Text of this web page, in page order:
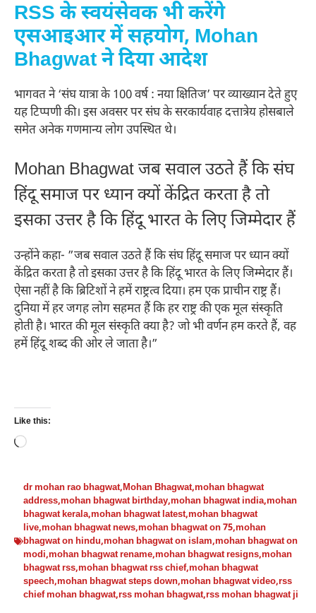
RSS के स्वयंसेवक भी करेंगे
एसआइआर में सहयोग, Mohan
Bhagwat ने दिया आदेश
भागवत ने ‘संघ यात्रा के 100 वर्ष : नया क्षितिज’ पर व्याख्यान देते हुए
यह टिप्पणी की। इस अवसर पर संघ के सरकार्यवाह दत्तात्रेय होसबाले
समेत अनेक गणमान्य लोग उपस्थित थे।
Mohan Bhagwat जब सवाल उठते हैं कि संघ
हिंदू समाज पर ध्यान क्यों केंद्रित करता है तो
इसका उत्तर है कि हिंदू भारत के लिए जिम्मेदार हैं
उन्होंने कहा- ”जब सवाल उठते हैं कि संघ हिंदू समाज पर ध्यान क्यों
केंद्रित करता है तो इसका उत्तर है कि हिंदू भारत के लिए जिम्मेदार हैं।
ऐसा नहीं है कि ब्रिटिशों ने हमें राष्ट्रत्व दिया। हम एक प्राचीन राष्ट्र हैं।
दुनिया में हर जगह लोग सहमत हैं कि हर राष्ट्र की एक मूल संस्कृति
होती है। भारत की मूल संस्कृति क्या है? जो भी वर्णन हम करते हैं, वह
हमें हिंदू शब्द की ओर ले जाता है।”
Like this:
Loading…
dr mohan rao bhagwat,Mohan Bhagwat,mohan bhagwat
address,mohan bhagwat birthday,mohan bhagwat india,mohan
bhagwat kerala,mohan bhagwat latest,mohan bhagwat
live,mohan bhagwat news,mohan bhagwat on 75,mohan
bhagwat on hindu,mohan bhagwat on islam,mohan bhagwat on
modi,mohan bhagwat rename,mohan bhagwat resigns,mohan
bhagwat rss,mohan bhagwat rss chief,mohan bhagwat
speech,mohan bhagwat steps down,mohan bhagwat video,rss
chief mohan bhagwat,rss mohan bhagwat,rss mohan bhagwat ji